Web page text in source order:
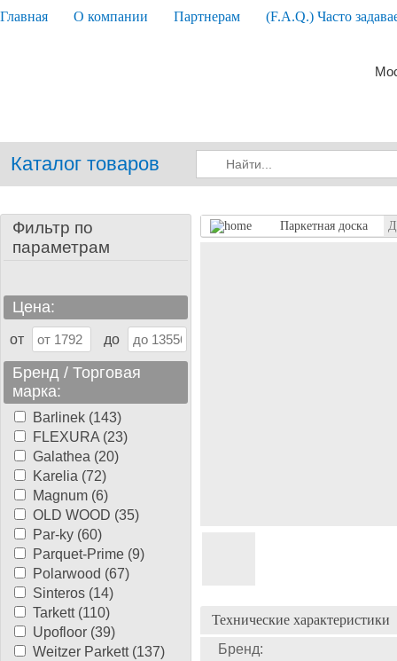
Главная О компании Партнерам (F.A.Q.) Часто
Каталог товаров
Фильтр по
параметрам
Цена:
от до
Бренд / Торговая
марка:
Barlinek (143)
FLEXURA (23)
Galathea (20)
Karelia (72)
Magnum (6)
OLD WOOD (35)
Par-ky (60)
Parquet-Prime (9)
Polarwood (67)
Sinteros (14)
Tarkett (110)
Upofloor (39)
Weitzer Parkett (137)
Паркетная доска
Технические характеристики
Бренд: